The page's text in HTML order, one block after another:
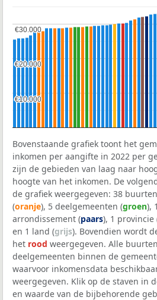
€10.000
€10.000
€20.000
€20.000
€30.000
€30.000
Bovenstaande grafiek toont het
inkomen per aangifte in 2022 per
zijn de gebieden van laag naar
hoogte van het inkomen. De
de grafiek weergegeven: 38
(oranje), 5 deelgemeenten (groen),
arrondissement (paars), 1 provincie
en 1 land (grijs). Bovendien wordt
het rood weergegeven. Alle
deelgemeenten binnen de
waarvoor inkomensdata
weergegeven. Klik op de staven in
en waarde van de bijbehorende